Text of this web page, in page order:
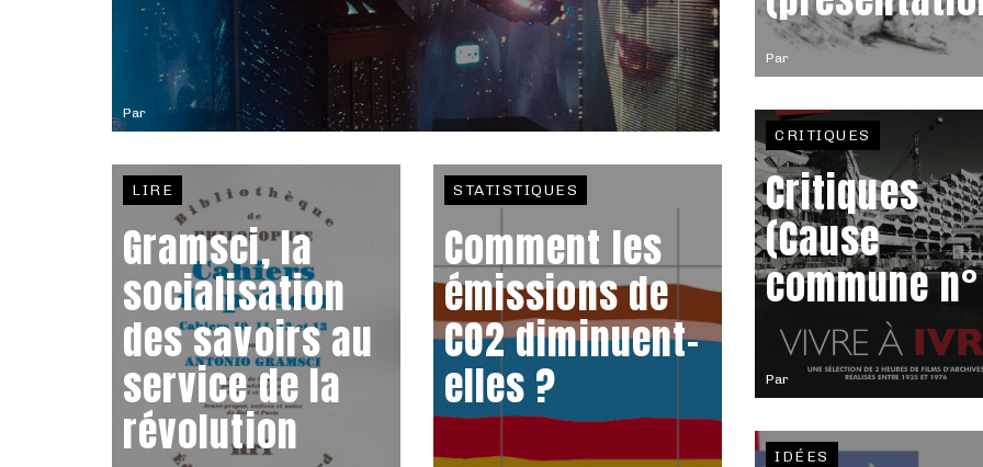
Par
Par
Par
CRITIQUES
Critiques
(Cause
commune
LIRE
Gramsci, la
socialisation
des savoirs au
service de la
révolution
STATISTIQUES
Comment les
émissions de
CO2 diminuent-
elles ?
IDÉES